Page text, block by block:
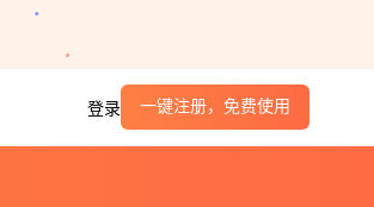
登录 一键注册，免费使用